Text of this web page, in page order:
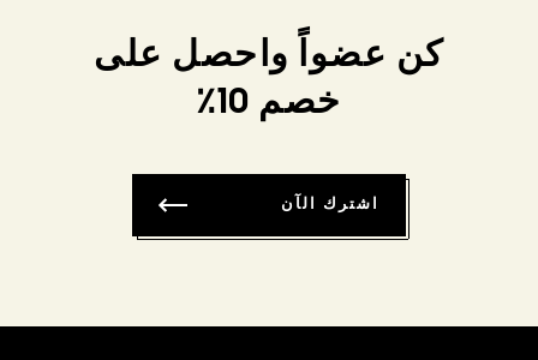
كن عضواً واحصل على
خصم 10٪
اشترك الآن